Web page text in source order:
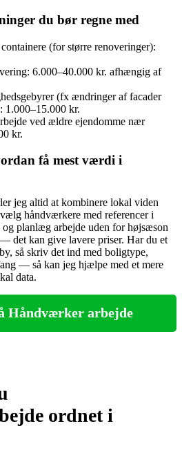
du bør regne med
(for større renoveringer):
6.000–40.000 kr. afhængig af
(fx ændringer af facader
1.000–15.000 kr.
ved ældre ejendomme nær
kr.
få mest værdi i
jeg altid at kombinere lokal viden
håndværkere med referencer i
planlæg arbejde uden for højsæson
det kan give lavere priser. Har du et
så skriv det ind med boligtype,
— så kan jeg hjælpe med et mere
data.
Håndværker arbejde
ordnet i